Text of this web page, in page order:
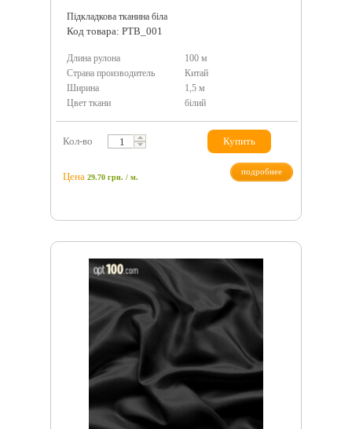
Підкладкова тканина біла
Код товара: PTB_001
Длина рулона
100 м
Страна производитель
Китай
Ширина
1,5 м
Цвет ткани
білий
Кол-во Купить
Цена 29.70 грн. / м.
подробнее